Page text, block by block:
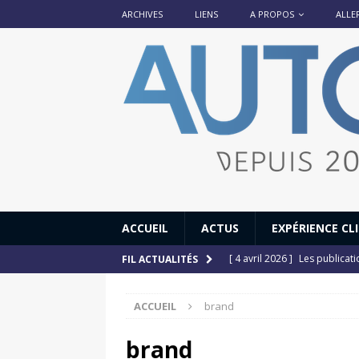
ARCHIVES LIENS A PROPOS
ACCUEIL ACTUS EXPÉRIENCE
FIL ACTUALITÉS [ 4 avril 2026 ] Les
[ 12 juillet 2025 ]
ACCUEIL brand
brand